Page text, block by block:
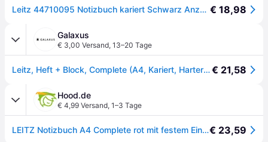
Leitz 44710095 Notizbuch kariert Schwarz Anzahl der Blätter: 80 DIN A4 € 18,98
Galaxus
€ 3,00 Versand, 13–20 Tage
Leitz, Heft + Block, Complete (A4, Kariert, Harter Einband)€ 21,58
Hood.de
€ 4,99 Versand, 1–3 Tage
LEITZ Notizbuch A4 Complete rot mit festem Einband in hochwertiger Leder€ 23,59